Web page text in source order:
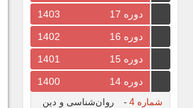
دوره 17
1403
دوره 16
1402
دوره 15
1401
دوره 14
1400
شماره 4 -
روان‌شناسی و دین